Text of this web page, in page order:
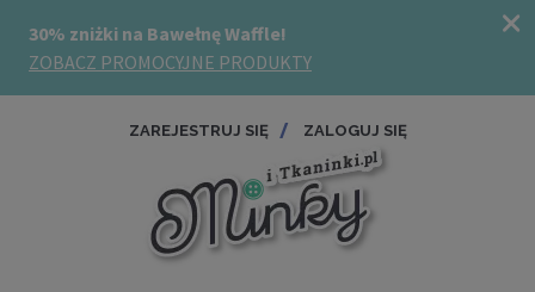
ZAREJESTRUJ SIĘ ZALOGUJ SIĘ